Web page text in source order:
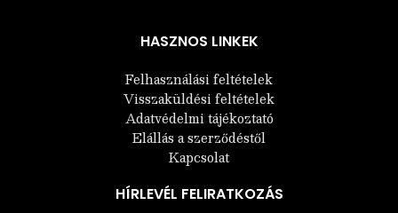
HASZNOS LINKEK
Felhasználási feltételek
Visszaküldési feltételek
Adatvédelmi tájékoztató
Elállás a szerződéstől
Kapcsolat
HÍRLEVÉL FELIRATKOZÁS